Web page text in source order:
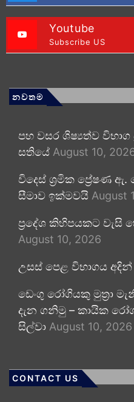
Youtube
Subscribe US
නවතම
පහ වසර ශිෂ්‍යත්ව විභාග
සතියේ August 10,
විදෙස් ශ්‍රමික ප්‍රේෂණ
සීමාව ඉක්මවයි August
ප්‍රදේශ කිහිපයකට වැසි
August 10, 2026
උසස් පෙළ විභාගය
ඩෙංගු රෝගියකු ⁣මුත්‍රා
දැන ගනිමු – කායික
සිල්වා August 10, 2026
CONTACT US